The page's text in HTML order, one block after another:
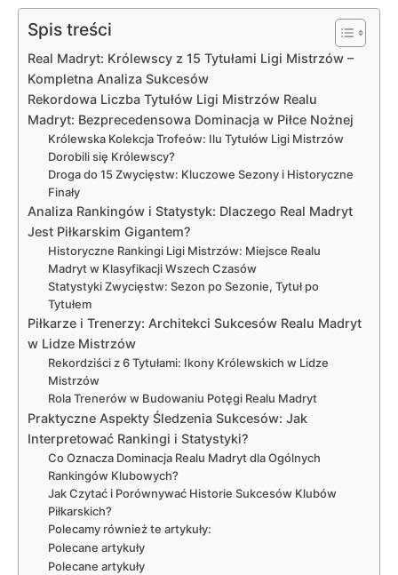
Spis treści
Real Madryt: Królewscy z 15 Tytułami Ligi Mistrzów –
Kompletna Analiza Sukcesów
Rekordowa Liczba Tytułów Ligi Mistrzów Realu
Madryt: Bezprecedensowa Dominacja w Piłce Nożnej
Królewska Kolekcja Trofeów: Ilu Tytułów Ligi Mistrzów
Dorobili się Królewscy?
Droga do 15 Zwycięstw: Kluczowe Sezony i Historyczne
Finały
Analiza Rankingów i Statystyk: Dlaczego Real Madryt
Jest Piłkarskim Gigantem?
Historyczne Rankingi Ligi Mistrzów: Miejsce Realu
Madryt w Klasyfikacji Wszech Czasów
Statystyki Zwycięstw: Sezon po Sezonie, Tytuł po
Tytułem
Piłkarze i Trenerzy: Architekci Sukcesów Realu Madryt
w Lidze Mistrzów
Rekordziści z 6 Tytułami: Ikony Królewskich w Lidze
Mistrzów
Rola Trenerów w Budowaniu Potęgi Realu Madryt
Praktyczne Aspekty Śledzenia Sukcesów: Jak
Interpretować Rankingi i Statystyki?
Co Oznacza Dominacja Realu Madryt dla Ogólnych
Rankingów Klubowych?
Jak Czytać i Porównywać Historie Sukcesów Klubów
Piłkarskich?
Polecamy również te artykuły:
Polecane artykuły
Polecane artykuły